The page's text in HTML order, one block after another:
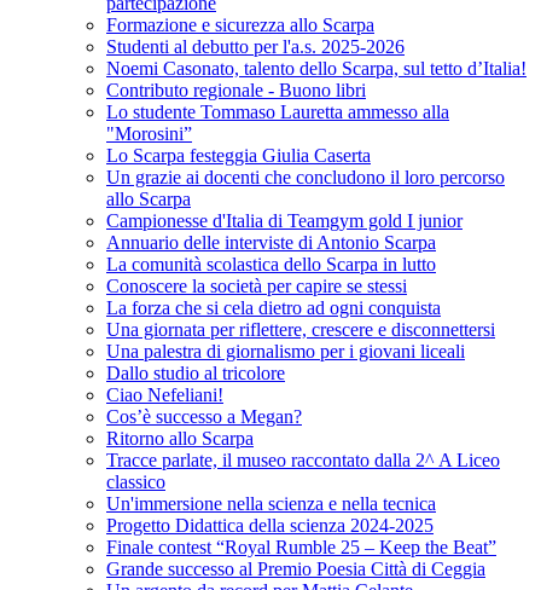
Formazione e sicurezza allo Scarpa
Studenti al debutto per l'a.s. 2025-2026
Noemi Casonato, talento dello Scarpa, sul tetto d’Italia!
Contributo regionale - Buono libri
Lo studente Tommaso Lauretta ammesso alla
"Morosini”
Lo Scarpa festeggia Giulia Caserta
Un grazie ai docenti che concludono il loro percorso
allo Scarpa
Campionesse d'Italia di Teamgym gold I junior
Annuario delle interviste di Antonio Scarpa
La comunità scolastica dello Scarpa in lutto
Conoscere la società per capire se stessi
La forza che si cela dietro ad ogni conquista
Una giornata per riflettere, crescere e disconnettersi
Una palestra di giornalismo per i giovani liceali
Dallo studio al tricolore
Ciao Nefeliani!
Cos’è successo a Megan?
Ritorno allo Scarpa
Tracce parlate, il museo raccontato dalla 2^ A Liceo
classico
Un'immersione nella scienza e nella tecnica
Progetto Didattica della scienza 2024-2025
Finale contest “Royal Rumble 25 – Keep the Beat”
Grande successo al Premio Poesia Città di Ceggia